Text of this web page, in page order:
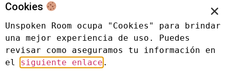
Cookies
Unspoken Room ocupa "Cookies" para brindar
una mejor experiencia de uso. Puedes
revisar como aseguramos tu información en
el siguiente enlace .